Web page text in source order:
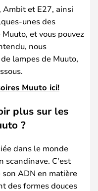
Ambit et E27, ainsi
unes des
et vous pouvez
nous
lampes de Muuto,
Muuto ici!
plus sur les
?
dans le monde
scandinave. C'est
ADN en matière
des formes douces